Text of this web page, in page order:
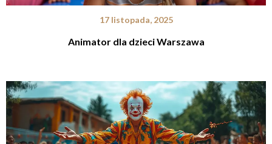
17 listopada, 2025
Animator dla dzieci Warszawa